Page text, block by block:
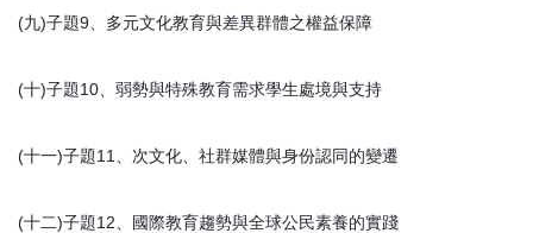
(九)子題9、多元文化教育與差異群體之權益保障
(十)子題10、弱勢與特殊教育需求學生處境與支持
(十一)子題11、次文化、社群媒體與身份認同的變遷
(十二)子題12、國際教育趨勢與全球公民素養的實踐